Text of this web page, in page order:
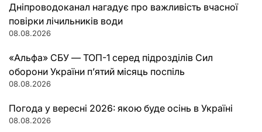
Дніпроводоканал нагадує про важливість вчасної
повірки лічильників води
08.08.2026
«Альфа» СБУ — ТОП-1 серед підрозділів Сил
оборони України п’ятий місяць поспіль
08.08.2026
Погода у вересні 2026: якою буде осінь в Україні
08.08.2026